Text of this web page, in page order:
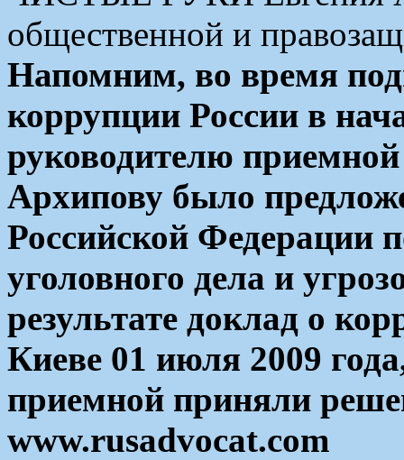
общественной и
Напомним, во время
коррупции России в
руководителю
Архипову было
Российской Федерации
уголовного дела и
результате доклад о
Киеве 01 июля 2009
приемной приняли
www.rusadvocat.com